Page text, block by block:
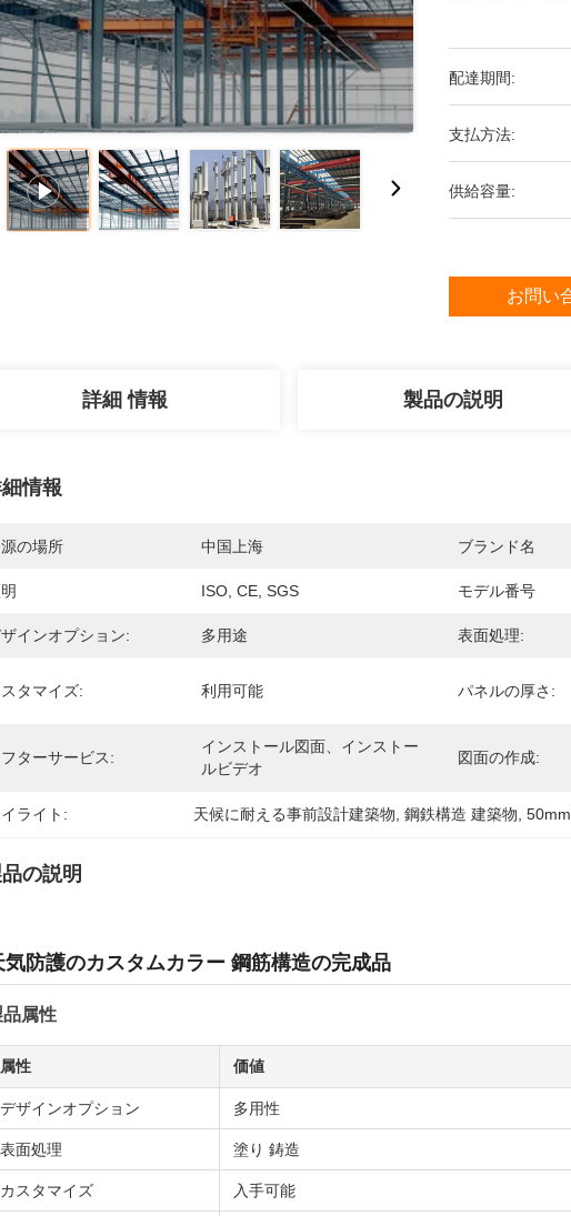
配達期間:
支払方法:
供給容量:
お問い
詳細 情報 製品の説明
情報
の場所 中国上海 ブランド名
ISO, CE, SGS モデル番号
インオプション: 多用途 表面処理:
タマイズ: 利用可能 パネルの厚さ:
ターサービス:
インストール図面、インストー
ルビデオ
図面の作成:
ライト: 天候に耐える事前設計建築物 , 鋼鉄構造 建築物 ,
の説明
気防護のカスタムカラー 鋼筋構造の完成品
品属性
属性 価値
デザインオプション 多用性
表面処理 塗り 鋳造
カスタマイズ 入手可能